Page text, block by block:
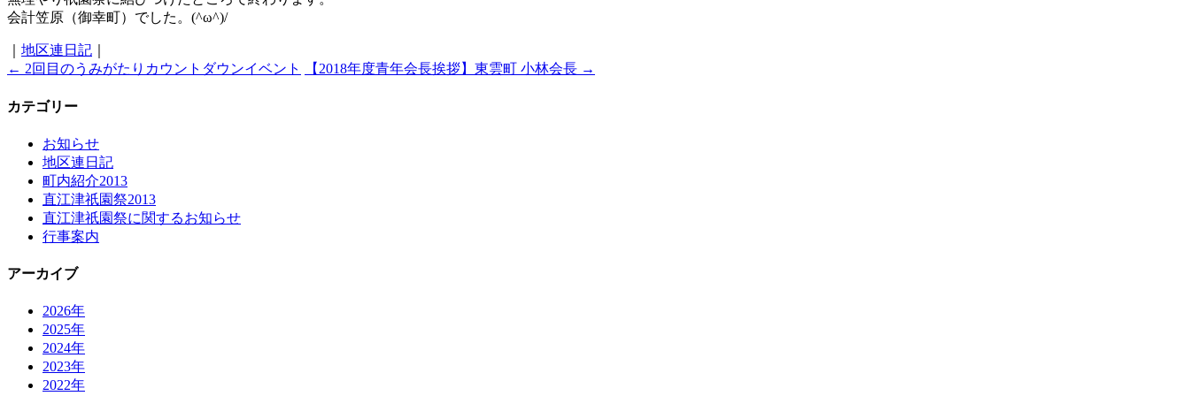
会計笠原（御幸町）でした。(^ω^)/
地区連日記
← 2回目のうみがたりカウントダウンイベント 【2018年度青年会長挨拶】東雲町 小林会長 →
カテゴリー
お知らせ
地区連日記
町内紹介2013
直江津祇園祭2013
直江津祇園祭に関するお知らせ
行事案内
アーカイブ
2026年
2025年
2024年
2023年
2022年